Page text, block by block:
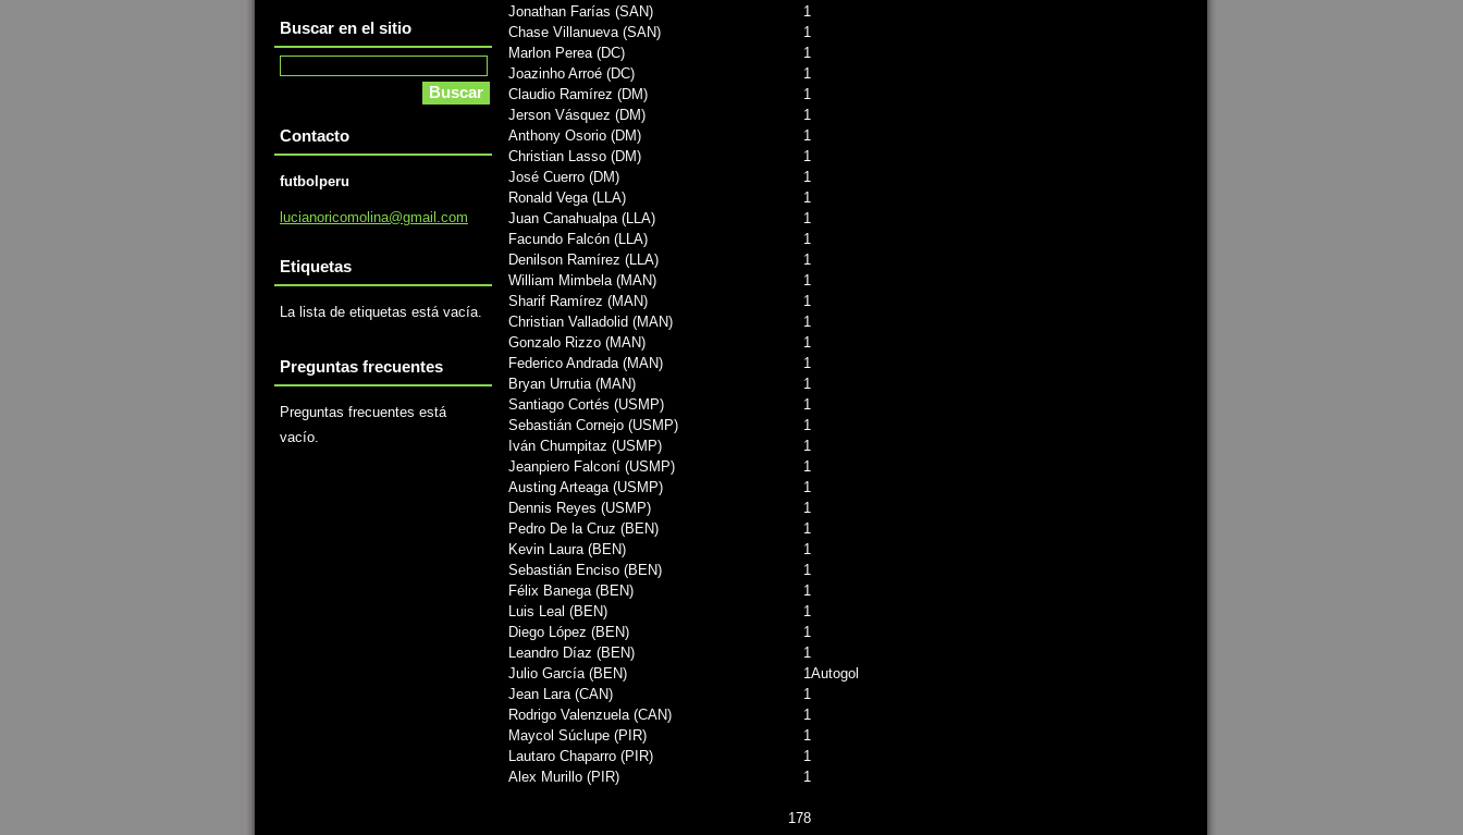
Jonathan Farías (SAN)
1
Chase Villanueva (SAN)
1
Marlon Perea (DC)
1
Joazinho Arroé (DC)
1
Claudio Ramírez (DM)
1
Jerson Vásquez (DM)
1
Anthony Osorio (DM)
1
Christian Lasso (DM)
1
José Cuerro (DM)
1
Ronald Vega (LLA)
1
Juan Canahualpa (LLA)
1
Facundo Falcón (LLA)
1
Denilson Ramírez (LLA)
1
William Mimbela (MAN)
1
Sharif Ramírez (MAN)
1
Christian Valladolid (MAN)
1
Gonzalo Rizzo (MAN)
1
Federico Andrada (MAN)
1
Bryan Urrutia (MAN)
1
Santiago Cortés (USMP)
1
Sebastián Cornejo (USMP)
1
Iván Chumpitaz (USMP)
1
Jeanpiero Falconí (USMP)
1
Austing Arteaga (USMP)
1
Dennis Reyes (USMP)
1
Pedro De la Cruz (BEN)
1
Kevin Laura (BEN)
1
Sebastián Enciso (BEN)
1
Félix Banega (BEN)
1
Luis Leal (BEN)
1
Diego López (BEN)
1
Leandro Díaz (BEN)
1
Julio García (BEN)
1Autogol
Jean Lara (CAN)
1
Rodrigo Valenzuela (CAN)
1
Maycol Súclupe (PIR)
1
Lautaro Chaparro (PIR)
1
Alex Murillo (PIR)
1
178
Buscar en el sitio
Contacto
futbolperu
lucianoricomolina@gmail.com
Etiquetas
La lista de etiquetas está vacía.
Preguntas frecuentes
Preguntas frecuentes está
vacío.